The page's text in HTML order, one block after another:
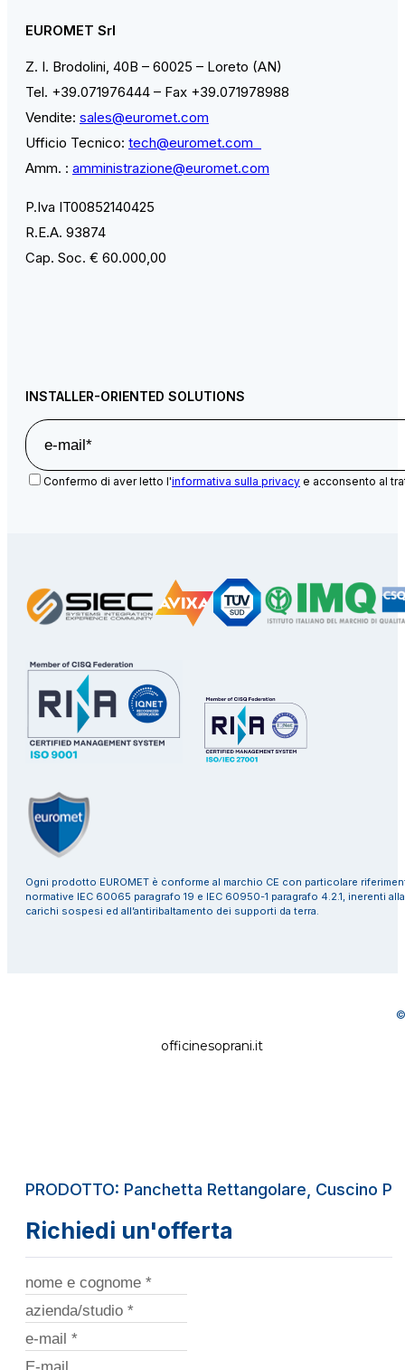
EUROMET Srl
Z. I. Brodolini, 40B – 60025 – Loreto (AN)
Tel. +39.071976444 – Fax +39.071978988
Vendite: sales@euromet.com
Ufficio Tecnico: tech@euromet.com
Amm. : amministrazione@euromet.com
P.Iva IT00852140425
R.E.A. 93874
Cap. Soc. € 60.000,00
INSTALLER-ORIENTED SOLUTIONS
Confermo di aver letto l'informativa sulla privacy e acconsento al
Ogni prodotto EUROMET è conforme al marchio CE con particolare
normative IEC 60065 paragrafo 19 e IEC 60950-1 paragrafo 4.2.1, inerenti
carichi sospesi ed all’antiribaltamento dei supporti da terra.
©
officinesoprani.it
PRODOTTO: Panchetta Rettangolare, Cuscino
Richiedi un'offerta